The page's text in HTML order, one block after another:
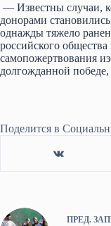
— Известны случаи,
донорами
однажды тяжело
российского
самопожертвования
долгожданной
Поделится в
ПРЕД.